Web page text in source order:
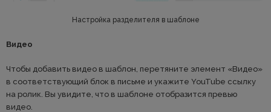
Настройка разделителя в шаблоне
Видео
Чтобы добавить видео в шаблон, перетяните элемент «Видео»
в соответствующий блок в письме и укажите YouTube ссылку
на ролик. Вы увидите, что в шаблоне отобразится превью
видео.